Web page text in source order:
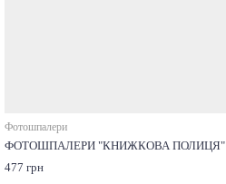
Фотошпалери
ФОТОШПАЛЕРИ "КНИЖКОВА ПОЛИЦЯ"
477 грн